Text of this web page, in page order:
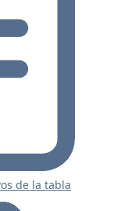
de la tabla